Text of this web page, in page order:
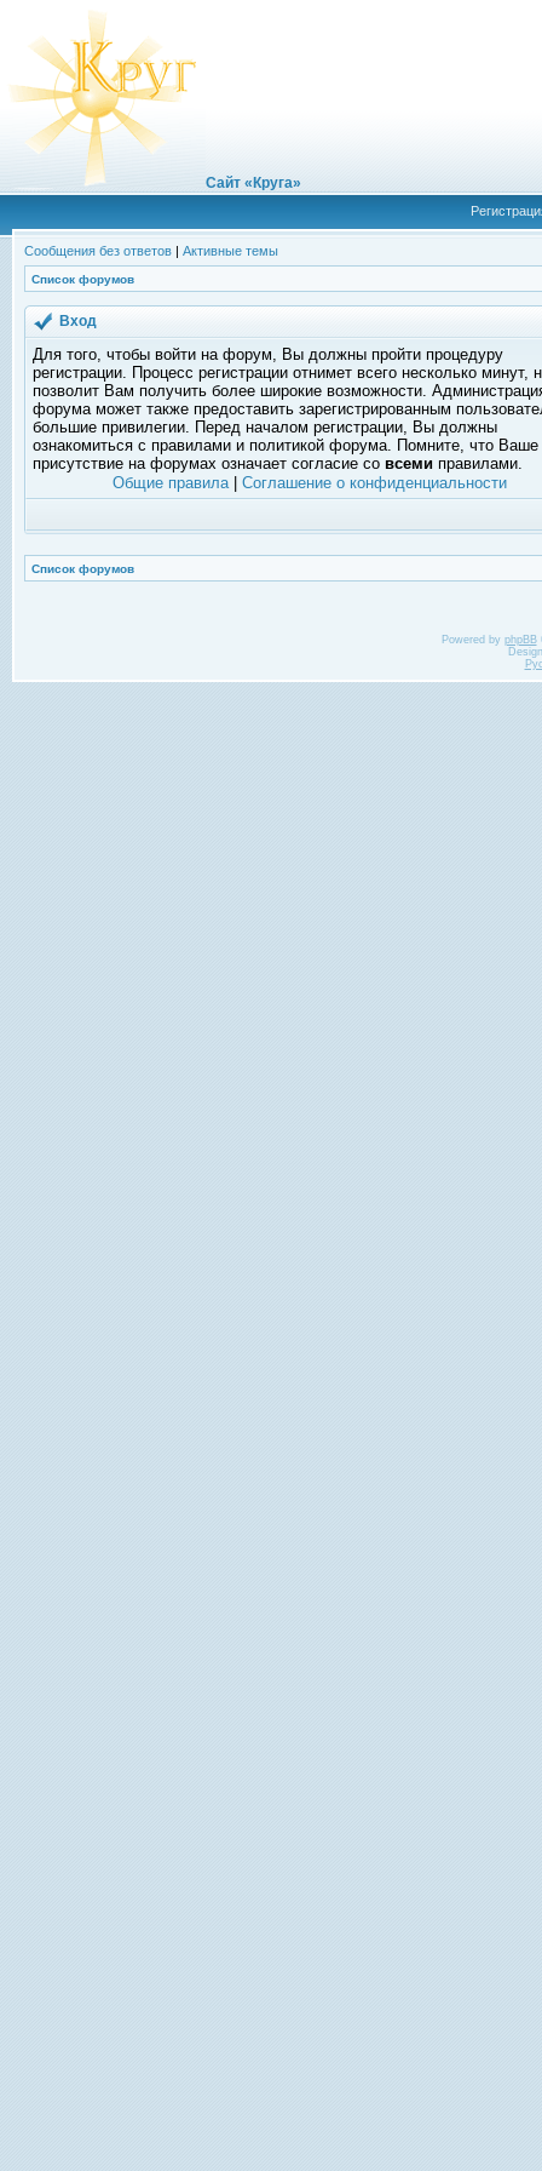
Сайт «Круга»
Сообщения без ответов | Активные темы
Список форумов
Вход
Для того, чтобы войти на форум, Вы должны пройти процедуру
регистрации. Процесс регистрации отнимет всего несколько минут,
позволит Вам получить более широкие возможности.
форума может также предоставить зарегистрированным
большие привилегии. Перед началом регистрации, Вы должны
ознакомиться с правилами и политикой форума. Помните, что Ваше
присутствие на форумах означает согласие со всеми правилами.
Общие правила| Соглашение о конфиденциальности
Список форумов
Powered by phpBB